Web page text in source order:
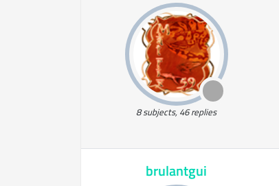
8 subjects, 46 replies
brulantgui